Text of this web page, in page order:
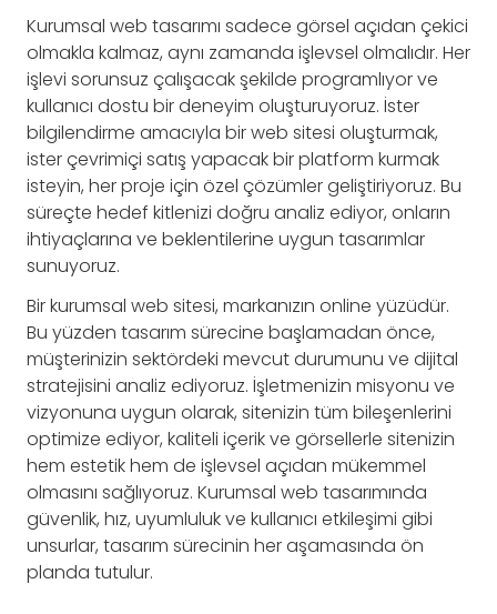
Kurumsal web tasarımı sadece görsel açıdan çekici
olmakla kalmaz, aynı zamanda işlevsel olmalıdır. Her
işlevi sorunsuz çalışacak şekilde programlıyor ve
kullanıcı dostu bir deneyim oluşturuyoruz. İster
bilgilendirme amacıyla bir web sitesi oluşturmak,
ister çevrimiçi satış yapacak bir platform kurmak
isteyin, her proje için özel çözümler geliştiriyoruz. Bu
süreçte hedef kitlenizi doğru analiz ediyor, onların
ihtiyaçlarına ve beklentilerine uygun tasarımlar
sunuyoruz.
Bir kurumsal web sitesi, markanızın online yüzüdür.
Bu yüzden tasarım sürecine başlamadan önce,
müşterinizin sektördeki mevcut durumunu ve dijital
stratejisini analiz ediyoruz. İşletmenizin misyonu ve
vizyonuna uygun olarak, sitenizin tüm bileşenlerini
optimize ediyor, kaliteli içerik ve görsellerle sitenizin
hem estetik hem de işlevsel açıdan mükemmel
olmasını sağlıyoruz. Kurumsal web tasarımında
güvenlik, hız, uyumluluk ve kullanıcı etkileşimi gibi
unsurlar, tasarım sürecinin her aşamasında ön
planda tutulur.